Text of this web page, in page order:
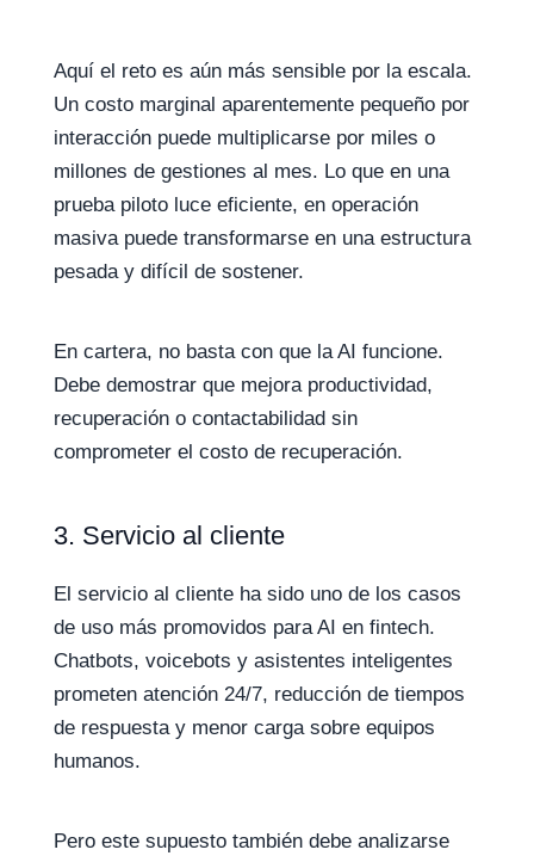
Aquí el reto es aún más sensible por la escala.
Un costo marginal aparentemente pequeño por
interacción puede multiplicarse por miles o
millones de gestiones al mes. Lo que en una
prueba piloto luce eficiente, en operación
masiva puede transformarse en una estructura
pesada y difícil de sostener.
En cartera, no basta con que la AI funcione.
Debe demostrar que mejora productividad,
recuperación o contactabilidad sin
comprometer el costo de recuperación.
3. Servicio al cliente
El servicio al cliente ha sido uno de los casos
de uso más promovidos para AI en fintech.
Chatbots, voicebots y asistentes inteligentes
prometen atención 24/7, reducción de tiempos
de respuesta y menor carga sobre equipos
humanos.
Pero este supuesto también debe analizarse